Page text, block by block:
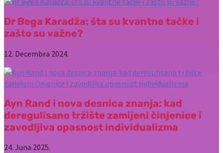
Dr Bega Karadža: šta su kvantne tačke i
zašto su važne?
12. Decembra 2024.
Ayn Rand i nova desnica znanja: kad
deregulisano tržište zamijeni činjenice i
zavodljiva opasnost individualizma
24. Juna 2025.